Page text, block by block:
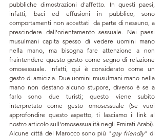
pubbliche dimostrazioni d'affetto. In questi paesi,
infatti, baci ed effusioni in pubblico, sono
comportamenti non accettati  da parte di nessuno, a
prescindere dall'orientamento sessuale. Nei paesi
musulmani capita spesso di vedere uomini mano
nella mano, ma bisogna fare attenzione a non
fraintendere questo gesto come segno di relazione
omosessuale. Infatti, qui è considerato come un
gesto di amicizia. Due uomini musulmani mano nella
mano non destano alcuno stupore, diverso è se a
farlo sono due turisti; questo viene subito
interpretato come gesto omosessuale (Se vuoi
approfondire questo aspetto, ti lasciamo il link al
nostro articolo sull'omosessualità negli Emirati Arabi).
Alcune città del Marocco sono più "gay friendly" di